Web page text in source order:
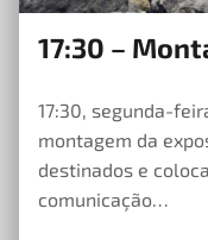
17:30 –
17:30, segunda-
montagem da
destinados e
comunicação…